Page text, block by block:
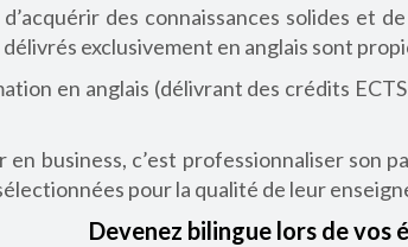
d’acquérir des connaissances solides et
exclusivement en anglais sont
en anglais (délivrant des crédits
en business, c’est professionnaliser
pour la qualité de leur
Devenez bilingue lors de vos